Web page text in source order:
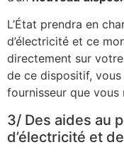
L’État prendra en
d’électricité et ce
directement sur
de ce dispositif,
fournisseur que vous
3/ Des aides au
d’électricité et